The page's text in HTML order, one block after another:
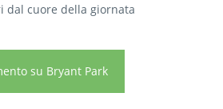
dal cuore della giornata
su Bryant Park